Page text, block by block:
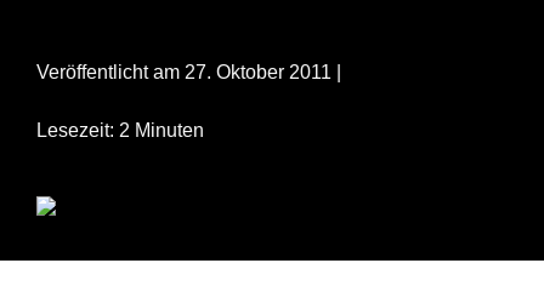
Veröffentlicht am 27. Oktober 2011 |
Lesezeit: 2 Minuten